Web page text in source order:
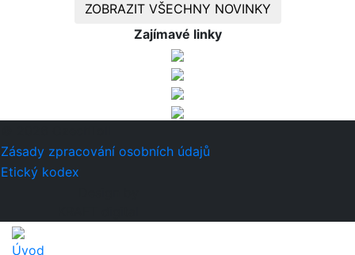
ZOBRAZIT VŠECHNY NOVINKY
Zajímavé linky
Zásady zpracování osobních údajů
Etický kodex
Úvod